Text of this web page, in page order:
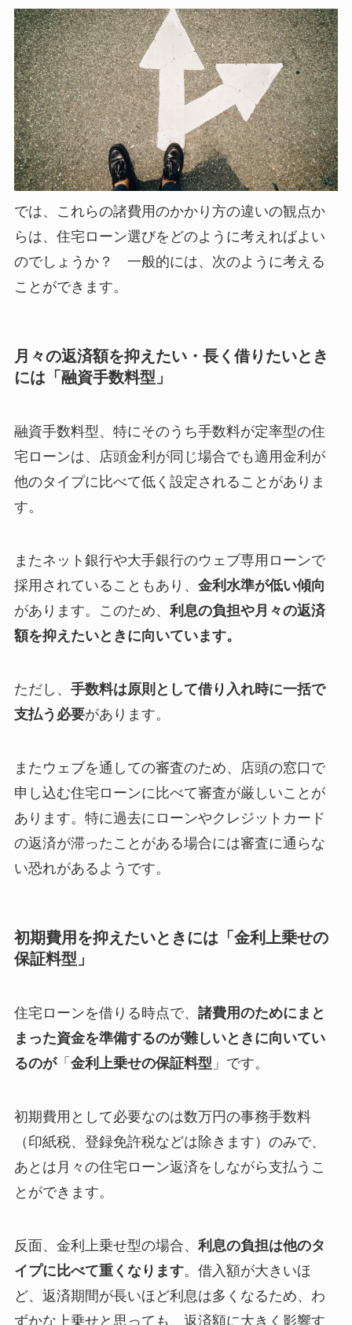
では、これらの諸費用のかかり方の違いの観点か
らは、住宅ローン選びをどのように考えればよい
のでしょうか？ 一般的には、次のように考える
ことができます。
月々の返済額を抑えたい・長く借りたいとき
には「融資手数料型」
融資手数料型、特にそのうち手数料が定率型の住
宅ローンは、店頭金利が同じ場合でも適用金利が
他のタイプに比べて低く設定されることがありま
す。
またネット銀行や大手銀行のウェブ専用ローンで
採用されていることもあり、 金利水準が低い傾向
があります。このため、 利息の負担や月々の返済
額を抑えたいときに向いています。
ただし、 手数料は原則として借り入れ時に一括で
支払う必要があります。
またウェブを通しての審査のため、店頭の窓口で
申し込む住宅ローンに比べて審査が厳しいことが
あります。特に過去にローンやクレジットカード
の返済が滞ったことがある場合には審査に通らな
い恐れがあるようです。
初期費用を抑えたいときには「金利上乗せの
保証料型」
住宅ローンを借りる時点で、 諸費用のためにまと
まった資金を準備するのが難しいときに向いてい
るのが「 金利上乗せの保証料型 」です。
初期費用として必要なのは数万円の事務手数料
（印紙税、登録免許税などは除きます）のみで、
あとは月々の住宅ローン返済をしながら支払うこ
とができます。
反面、金利上乗せ型の場合、 利息の負担は他のタ
イプに比べて重くなります。借入額が大きいほ
ど、返済期間が長いほど利息は多くなるため、わ
ずかな上乗せと思っても、返済額に大きく影響す